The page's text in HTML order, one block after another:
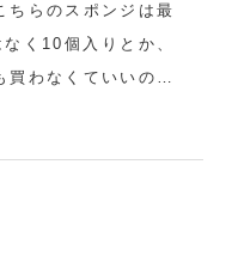
ちらのスポンジは最
く10個入りとか、
買わなくていいので